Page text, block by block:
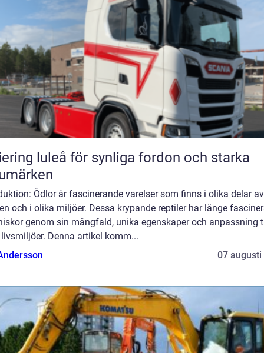
luleå för synliga fordon och starka
Ödlor är fascinerande varelser som finns i olika delar av
och i olika miljöer. Dessa krypande reptiler har länge
genom sin mångfald, unika egenskaper och anpassning
Denna artikel komm...
07 augusti